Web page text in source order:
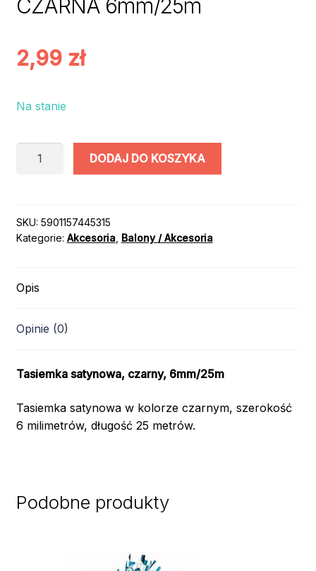
CZARNA 6mm/25m
2,99 zł
Na stanie
6mm/25m
DODAJ DO KOSZYKA
SKU: 5901157445315
Kategorie: Akcesoria, Balony / Akcesoria
Opis
Opinie (0)
Tasiemka satynowa, czarny, 6mm/25m
Tasiemka satynowa w kolorze czarnym, szerokość
6 milimetrów, długość 25 metrów.
Podobne produkty